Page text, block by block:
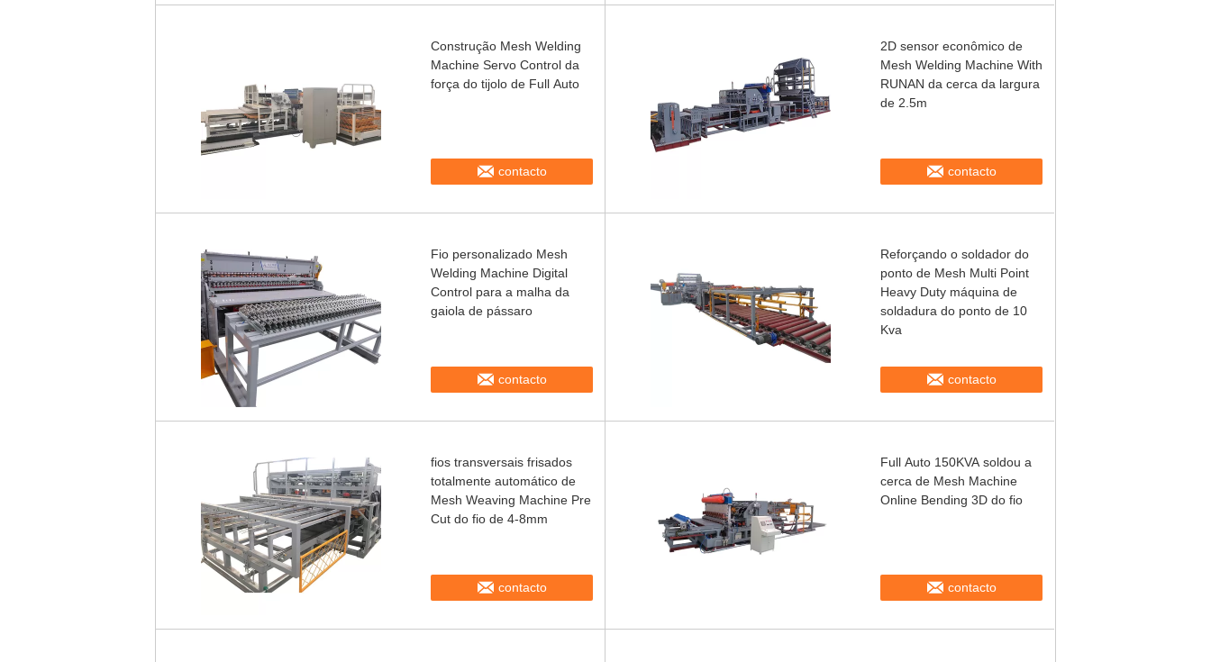
Construção Mesh Welding
Machine Servo Control da
força do tijolo de Full Auto
contacto
2D sensor econômico de
Mesh Welding Machine With
RUNAN da cerca da largura
de 2.5m
contacto
Fio personalizado Mesh
Welding Machine Digital
Control para a malha da
gaiola de pássaro
contacto
Reforçando o soldador do
ponto de Mesh Multi Point
Heavy Duty máquina de
soldadura do ponto de 10
Kva
contacto
fios transversais frisados
totalmente automático de
Mesh Weaving Machine Pre
Cut do fio de 4-8mm
contacto
Full Auto 150KVA soldou a
cerca de Mesh Machine
Online Bending 3D do fio
contacto